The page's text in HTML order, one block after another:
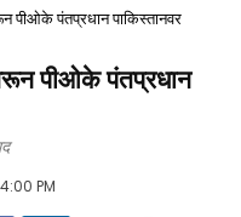
पीओके पंतप्रधान पाकिस्तानवर
पीओके पंतप्रधान
PM